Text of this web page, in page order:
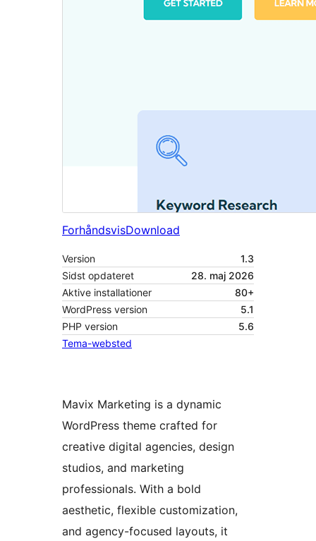
ForhåndsvisDownload
Version
1.3
Sidst opdateret
28. maj 2026
Aktive installationer
80+
WordPress version
5.1
PHP version
5.6
Tema-websted
Mavix Marketing is a dynamic
WordPress theme crafted for
creative digital agencies, design
studios, and marketing
professionals. With a bold
aesthetic, flexible customization,
and agency-focused layouts, it